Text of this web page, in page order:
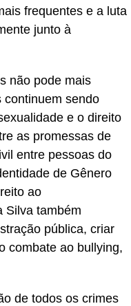
frequentes e a luta
junto à
não pode mais
continuem sendo
e o direito
as promessas de
entre pessoas do
de Gênero
ao
Silva também
pública, criar
combate ao bullying,
de todos os crimes